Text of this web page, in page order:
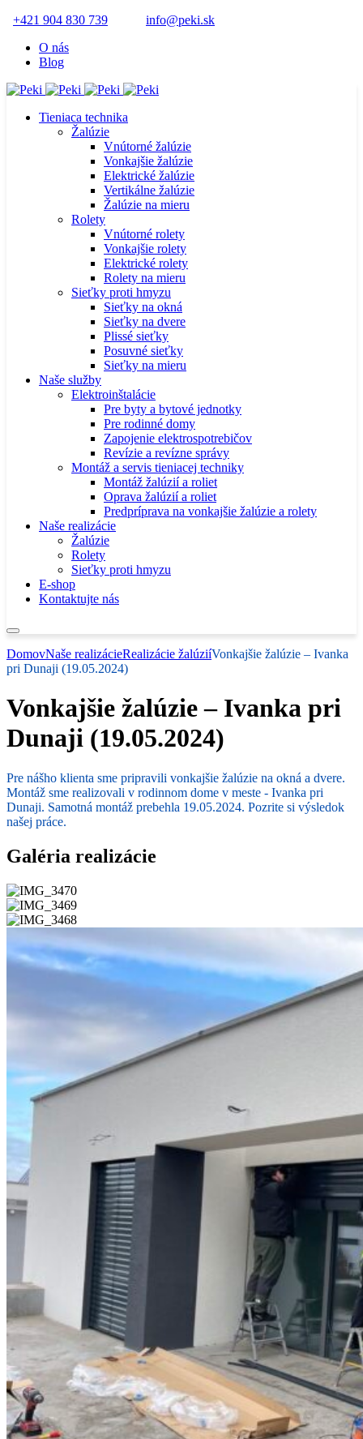
+421 904 830 739
info@peki.sk
O nás
Blog
Tieniaca technika
Žalúzie
Vnútorné žalúzie
Vonkajšie žalúzie
Elektrické žalúzie
Vertikálne žalúzie
Žalúzie na mieru
Rolety
Vnútorné rolety
Vonkajšie rolety
Elektrické rolety
Rolety na mieru
Sieťky proti hmyzu
Sieťky na okná
Sieťky na dvere
Plissé sieťky
Posuvné sieťky
Sieťky na mieru
Naše služby
Elektroinštalácie
Pre byty a bytové jednotky
Pre rodinné domy
Zapojenie elektrospotrebičov
Revízie a revízne správy
Montáž a servis tieniacej techniky
Montáž žalúzií a roliet
Oprava žalúzií a roliet
Predpríprava na vonkajšie žalúzie a rolety
Naše realizácie
Žalúzie
Rolety
Sieťky proti hmyzu
E-shop
Kontaktujte nás
DomovNaše realizácieRealizácie žalúziíVonkajšie žalúzie – Ivanka
pri Dunaji (19.05.2024)
Vonkajšie žalúzie – Ivanka pri
Dunaji (19.05.2024)
Pre nášho klienta sme pripravili vonkajšie žalúzie na okná a dvere.
Montáž sme realizovali v rodinnom dome v meste - Ivanka pri
Dunaji. Samotná montáž prebehla 19.05.2024. Pozrite si výsledok
našej práce.
Galéria realizácie